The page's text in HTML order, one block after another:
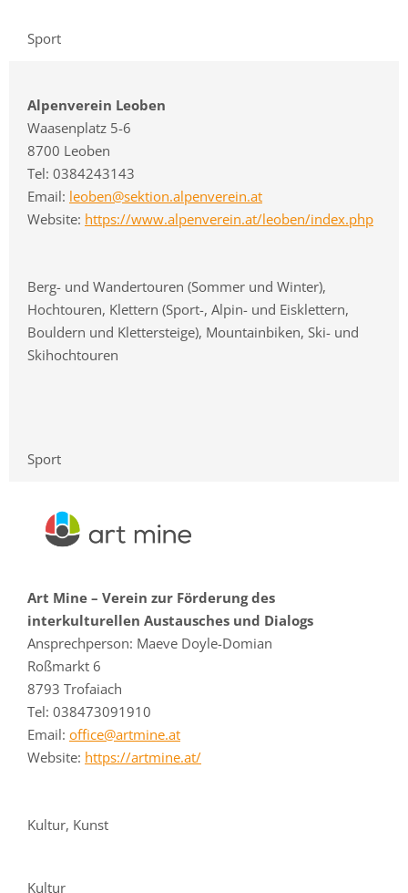
Sport
Alpenverein Leoben
Waasenplatz 5-6
8700 Leoben
Tel: 0384243143
Email: leoben@sektion.alpenverein.at
Website: https://www.alpenverein.at/leoben/index.php
Berg- und Wandertouren (Sommer und Winter),
Hochtouren, Klettern (Sport-, Alpin- und Eisklettern,
Bouldern und Klettersteige), Mountainbiken, Ski- und
Skihochtouren
Sport
Art Mine – Verein zur Förderung des
interkulturellen Austausches und Dialogs
Ansprechperson: Maeve Doyle-Domian
Roßmarkt 6
8793 Trofaiach
Tel: 038473091910
Email: office@artmine.at
Website: https://artmine.at/
Kultur, Kunst
Kultur